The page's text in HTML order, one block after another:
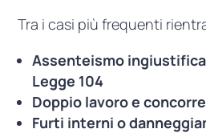
Tra i casi più frequenti
Assenteismo
Legge 104
Doppio lavoro e
Furti interni o